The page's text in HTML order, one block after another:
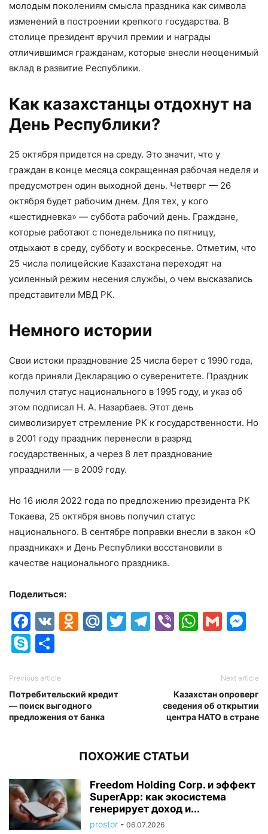
молодым поколениям смысла праздника как символа
изменений в построении крепкого государства. В
столице президент вручил премии и награды
отличившимся гражданам, которые внесли неоценимый
вклад в развитие Республики.
Как казахстанцы отдохнут на
День Республики?
25 октября придется на среду. Это значит, что у
граждан в конце месяца сокращенная рабочая неделя и
предусмотрен один выходной день. Четверг — 26
октября будет рабочим днем. Для тех, у кого
«шестидневка» — суббота рабочий день. Граждане,
которые работают с понедельника по пятницу,
отдыхают в среду, субботу и воскресенье. Отметим, что
25 числа полицейские Казахстана переходят на
усиленный режим несения службы, о чем высказались
представители МВД РК.
Немного истории
Свои истоки празднование 25 числа берет с 1990 года,
когда приняли Декларацию о суверенитете. Праздник
получил статус национального в 1995 году, и указ об
этом подписал Н. А. Назарбаев. Этот день
символизирует стремление РК к государственности. Но
в 2001 году праздник перенесли в разряд
государственных, а через 8 лет празднование
упразднили — в 2009 году.
Но 16 июля 2022 года по предложению президента РК
Токаева, 25 октября вновь получил статус
национального. В сентябре поправки внесли в закон «О
праздниках» и День Республики восстановили в
качестве национального праздника.
Поделиться:
Facebook
VK Odnoklassniki
Mail.Ru
Twitter
Telegram
Viber
Skype
Previous article
Потребительский кредит
— поиск выгодного
предложения от банка
Next article
Казахстан опроверг
сведения об открытии
центра НАТО в стране
ПОХОЖИЕ СТАТЬИ
Freedom Holding Corp. и эффект
SuperApp: как экосистема
генерирует доход и...
prostor - 06.07.2026